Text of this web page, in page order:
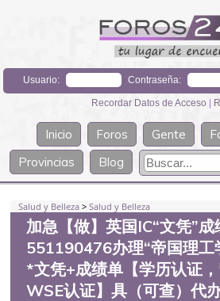
Usuario: Contraseña:
Recordar Datos de Acceso |
Inicio Foros Gente
Provincias
Blog
Salud y Belleza >Salud y Belleza
加急【做】英国IC“文凭”
551190476办理“帝国理工
*文凭+成绩单【学历认证，
WSE认证】具（可查）代